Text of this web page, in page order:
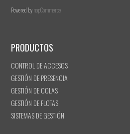
Powered bynopCommerce
PRODUCTOS
CONTROL DE ACCESOS
GESTIÓN DE PRESENCIA
GESTIÓN DE COLAS
GESTIÓN DE FLOTAS
SISTEMAS DE GESTIÓN